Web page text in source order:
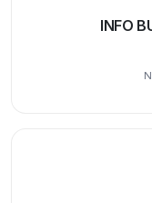
INFO